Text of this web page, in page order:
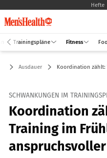
Hefte
Trainingspläne Fitness
Ausdauer Koordination zählt:
SCHWANKUNGEN IM
Koordination
Training im